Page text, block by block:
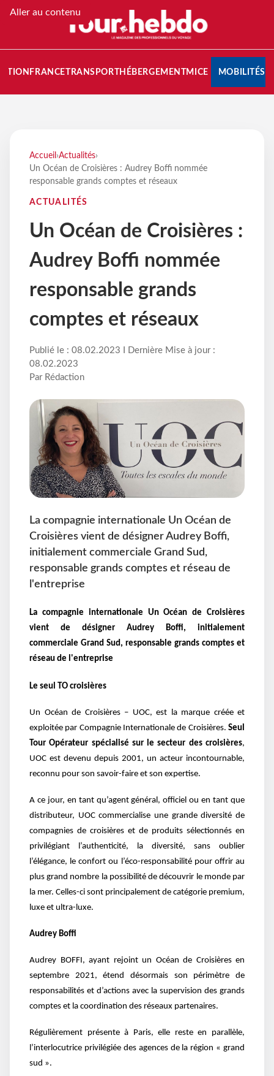
Aller au contenu
FRANCETRANSPORT HÉBERGEMENTMICE MOBILITÉS
Accueil ›Actualités›
Un Océan de Croisières : Audrey Boffi nommée
responsable grands comptes et réseaux
ACTUALITÉS
Un Océan de Croisières :
Audrey Boffi nommée
responsable grands
comptes et réseaux
Publié le : 08.02.2023 I Dernière Mise à jour :
08.02.2023
Par Rédaction
La compagnie internationale Un Océan de
Croisières vient de désigner Audrey Boffi,
initialement commerciale Grand Sud,
responsable grands comptes et réseau de
l'entreprise
La compagnie internationale Un Océan de Croisières
vient de désigner Audrey Boffi, initialement
commerciale Grand Sud, responsable grands comptes et
réseau de l'entreprise
Le seul TO croisières
Un Océan de Croisières – UOC, est la marque créée et
exploitée par Compagnie Internationale de Croisières. Seul
Tour Opérateur spécialisé sur le secteur des croisières,
UOC est devenu depuis 2001, un acteur incontournable,
reconnu pour son savoir-faire et son expertise.
A ce jour, en tant qu’agent général, officiel ou en tant que
distributeur, UOC commercialise une grande diversité de
compagnies de croisières et de produits sélectionnés en
privilégiant l’authenticité, la diversité, sans oublier
l’élégance, le confort ou l’éco-responsabilité pour offrir au
plus grand nombre la possibilité de découvrir le monde par
la mer. Celles-ci sont principalement de catégorie premium,
luxe et ultra-luxe.
Audrey Boffi
Audrey BOFFI, ayant rejoint un Océan de Croisières en
septembre 2021, étend désormais son périmètre de
responsabilités et d’actions avec la supervision des grands
comptes et la coordination des réseaux partenaires.
Régulièrement présente à Paris, elle reste en parallèle,
l’interlocutrice privilégiée des agences de la région « grand
sud ».